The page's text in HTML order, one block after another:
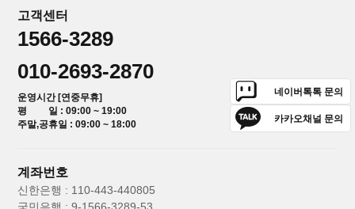
고객센터
1566-3289
010-2693-2870
운영시간 [연중무휴]
평 일 : 09:00 ~ 19:00
주말,공휴일 : 09:00 ~ 18:00
네이버톡톡 문의
카카오채널 문의
계좌번호
신한은행 : 110-443-440805